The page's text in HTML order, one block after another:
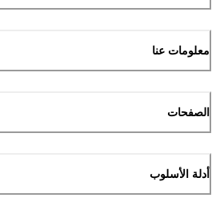
معلومات عنا
الصفحات
أدلة الأسلوب